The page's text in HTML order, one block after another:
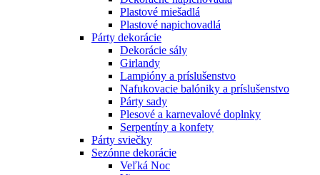
Plastové miešadlá
Plastové napichovadlá
Párty dekorácie
Dekorácie sály
Girlandy
Lampióny a príslušenstvo
Nafukovacie balóniky a príslušenstvo
Párty sady
Plesové a karnevalové doplnky
Serpentíny a konfety
Párty sviečky
Sezónne dekorácie
Veľká Noc